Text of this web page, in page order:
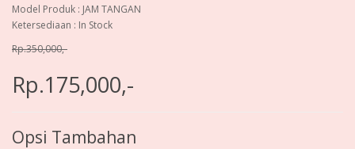
Model Produk : JAM TANGAN
Ketersediaan : In Stock
Rp.350,000,-
Rp.175,000,-
Opsi Tambahan